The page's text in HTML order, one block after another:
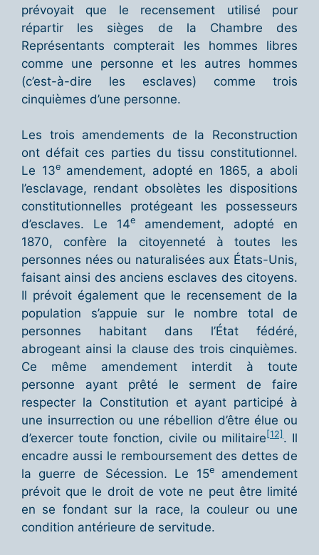
prévoyait que le recensement utilisé pour
répartir les sièges de la Chambre des
Représentants compterait les hommes libres
comme une personne et les autres hommes
(c’est-à-dire les esclaves) comme trois
cinquièmes d’une personne.
Les trois amendements de la Reconstruction
ont défait ces parties du tissu constitutionnel.
Le 13eamendement, adopté en 1865, a aboli
l’esclavage, rendant obsolètes les dispositions
constitutionnelles protégeant les possesseurs
d’esclaves. Le 14e
amendement, adopté en
1870, confère la citoyenneté à toutes les
personnes nées ou naturalisées aux États-Unis,
faisant ainsi des anciens esclaves des citoyens.
Il prévoit également que le recensement de la
population s’appuie sur le nombre total de
personnes habitant dans l’État fédéré,
abrogeant ainsi la clause des trois cinquièmes.
Ce même amendement interdit à toute
personne ayant prêté le serment de faire
respecter la Constitution et ayant participé à
une insurrection ou une rébellion d’être élue ou
d’exercer toute fonction, civile ou militaire[12]. Il
encadre aussi le remboursement des dettes de
la guerre de Sécession. Le 15eamendement
prévoit que le droit de vote ne peut être limité
en se fondant sur la race, la couleur ou une
condition antérieure de servitude.